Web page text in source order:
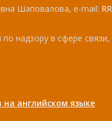
Шаповалова, e-mail:
надзору в сфере
английском языке